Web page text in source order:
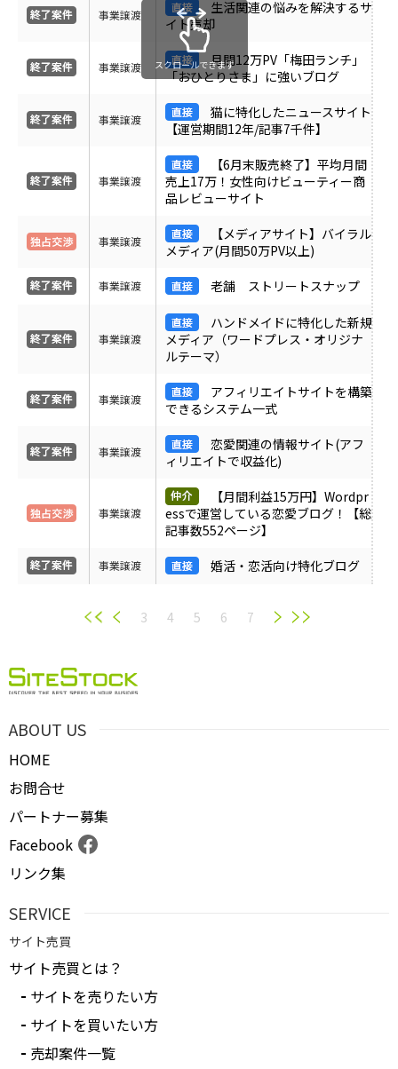
事業譲渡
生活関連の悩みを解決するサ
イト売却
事業譲渡
月間12万PV「梅田ランチ」
「おひとりさま」に強いブログ
事業譲渡
猫に特化したニュースサイト
【運営期間12年/記事7千件】
事業譲渡
【6月末販売終了】平均月間
売上17万！女性向けビューティー商
品レビューサイト
事業譲渡
【メディアサイト】バイラル
メディア(月間50万PV以上)
事業譲渡 老舗 ストリートスナップ
事業譲渡
ハンドメイドに特化した新規
メディア（ワードプレス・オリジナ
ルテーマ）
事業譲渡
アフィリエイトサイトを構築
できるシステム一式
事業譲渡
恋愛関連の情報サイト(アフ
ィリエイトで収益化)
事業譲渡
【月間利益15万円】Wordpr
essで運営している恋愛ブログ！【総
記事数552ページ】
事業譲渡 婚活・恋活向け特化ブログ
スクロールできます
3 4 5 6 7
ABOUT US
HOME
お問合せ
パートナー募集
Facebook
リンク集
SERVICE
サイト売買
サイト売買とは？
サイトを売りたい方
サイトを買いたい方
売却案件一覧